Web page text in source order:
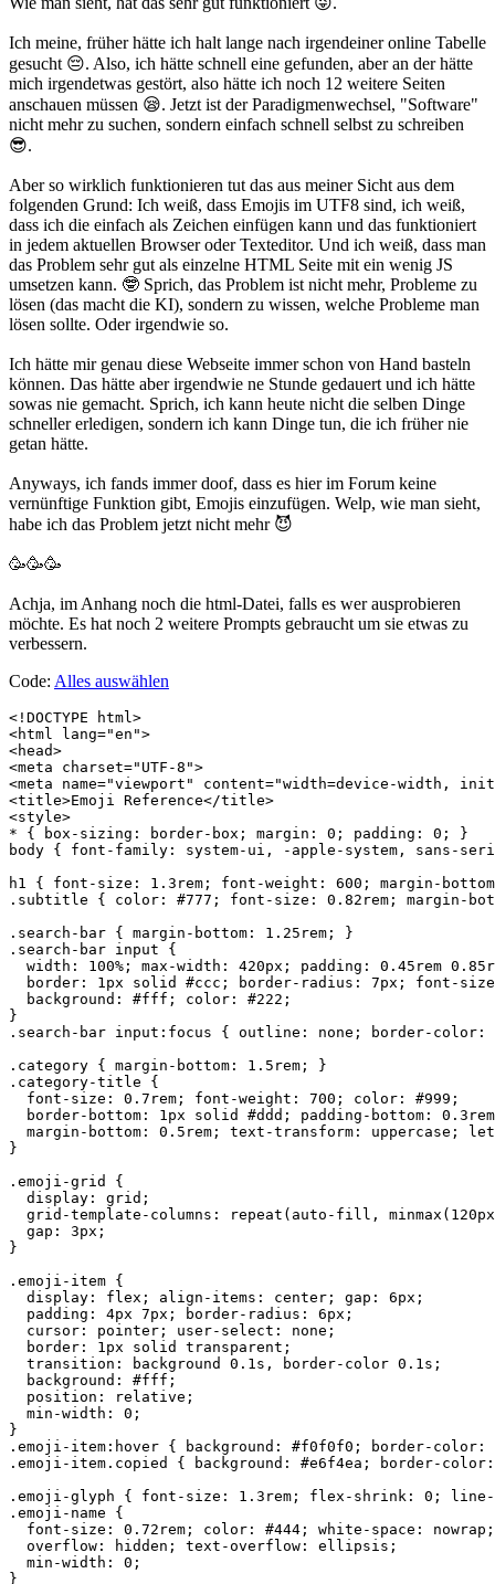
Ich meine, früher hätte ich halt lange nach irgendeiner online Tabelle
gesucht 😔. Also, ich hätte schnell eine gefunden, aber an der hätte
mich irgendetwas gestört, also hätte ich noch 12 weitere Seiten
anschauen müssen 😪. Jetzt ist der Paradigmenwechsel, "Software"
nicht mehr zu suchen, sondern einfach schnell selbst zu schreiben
😎.
Aber so wirklich funktionieren tut das aus meiner Sicht aus dem
folgenden Grund: Ich weiß, dass Emojis im UTF8 sind, ich weiß,
dass ich die einfach als Zeichen einfügen kann und das funktioniert
in jedem aktuellen Browser oder Texteditor. Und ich weiß, dass man
das Problem sehr gut als einzelne HTML Seite mit ein wenig JS
umsetzen kann. 🤓 Sprich, das Problem ist nicht mehr, Probleme zu
lösen (das macht die KI), sondern zu wissen, welche Probleme man
lösen sollte. Oder irgendwie so.
Ich hätte mir genau diese Webseite immer schon von Hand basteln
können. Das hätte aber irgendwie ne Stunde gedauert und ich hätte
sowas nie gemacht. Sprich, ich kann heute nicht die selben Dinge
schneller erledigen, sondern ich kann Dinge tun, die ich früher nie
getan hätte.
Anyways, ich fands immer doof, dass es hier im Forum keine
vernünftige Funktion gibt, Emojis einzufügen. Welp, wie man sieht,
habe ich das Problem jetzt nicht mehr 😈
🥳🥳🥳
Achja, im Anhang noch die html-Datei, falls es wer ausprobieren
möchte. Es hat noch 2 weitere Prompts gebraucht um sie etwas zu
verbessern.
Code: Alles auswählen
<!DOCTYPE html>
<html lang="en">
<head>
<meta charset="UTF-8">
<meta name="viewport" content="width=device-width, initial-scale=1.0">
<title>Emoji Reference</title>
<style>
* { box-sizing: border-box; margin: 0; padding: 0; }
body { font-family: system-ui, -apple-system, sans-serif; background: #f5f5f5; color: #222; padding: 1.25rem; }

h1 { font-size: 1.3rem; font-weight: 600; margin-bottom: 0.25rem; }
.subtitle { color: #777; font-size: 0.82rem; margin-bottom: 1rem; }

.search-bar { margin-bottom: 1.25rem; }
.search-bar input {
  width: 100%; max-width: 420px; padding: 0.45rem 0.85rem;
  border: 1px solid #ccc; border-radius: 7px; font-size: 0.95rem;
  background: #fff; color: #222;
}
.search-bar input:focus { outline: none; border-color: #888; }

.category { margin-bottom: 1.5rem; }
.category-title {
  font-size: 0.7rem; font-weight: 700; color: #999;
  border-bottom: 1px solid #ddd; padding-bottom: 0.3rem;
  margin-bottom: 0.5rem; text-transform: uppercase; letter-spacing: 0.07em;
}

.emoji-grid {
  display: grid;
  grid-template-columns: repeat(auto-fill, minmax(120px, 1fr));
  gap: 3px;
}

.emoji-item {
  display: flex; align-items: center; gap: 6px;
  padding: 4px 7px; border-radius: 6px;
  cursor: pointer; user-select: none;
  border: 1px solid transparent;
  transition: background 0.1s, border-color 0.1s;
  background: #fff;
  position: relative;
  min-width: 0;
}
.emoji-item:hover { background: #f0f0f0; border-color: #ddd; }
.emoji-item.copied { background: #e6f4ea; border-color: #81c784; }

.emoji-glyph { font-size: 1.3rem; flex-shrink: 0; line-height: 1; }
.emoji-name {
  font-size: 0.72rem; color: #444; white-space: nowrap;
  overflow: hidden; text-overflow: ellipsis;
  min-width: 0;
}

.emoji-item::after {
  content: attr(data-tip);
  position: absolute;
  bottom: calc(100% + 5px); left: 50%; transform: translateX(-50%);
  background: #222; color: #fff;
  font-size: 0.68rem; font-family: 'Menlo', 'Courier New', monospace;
  padding: 3px 7px; border-radius: 4px; white-space: nowrap;
  pointer-events: none; opacity: 0; transition: opacity 0.15s;
  z-index: 10;
}
.emoji-item:hover::after { opacity: 1; }

.item-hidden { display: none !important; }

@media (prefers-color-scheme: dark) {
  body { background: #1a1a1a; color: #eee; }
  .subtitle { color: #888; }
  .search-bar input { background: #2a2a2a; border-color: #444; color: #eee; }
  .category-title { color: #666; border-color: #333; }
  .emoji-item { background: #242424; }
  .emoji-item:hover { background: #2e2e2e; border-color: #444; }
  .emoji-item.copied { background: #1b3a22; border-color: #4caf50; }
  .emoji-name { color: #bbb; }
  .emoji-item::after { background: #eee; color: #111; }
}
</style>
</head>
<body>

<h1>Emoji Reference</h1>
<p class="subtitle">Click an emoji to copy it &middot; hover for codepoint</p>

<div class="search-bar">
  <input type="text" id="search" placeholder="Search by name or codepoint&hellip;" oninput="filterEmojis(this.value)">
</div>

<div id="categories"></div>

<script>
const EMOJIS = {
  "Smileys & Emotion": [
    ["😀","1F600","grinning face"],["😃","1F603","grinning big eyes"],["😄","1F604","grinning smiling eyes"],
    ["😁","1F601","beaming face"],["😆","1F606","grinning squinting"],["😅","1F605","grinning with sweat"],
    ["🤣","1F923","rolling laughing"],["😂","1F602","tears of joy"],["🙂","1F642","slightly smiling"],
    ["🙃","1F643","upside-down face"],["😉","1F609","winking face"],["😊","1F60A","smiling eyes"],
    ["😇","1F607","smiling halo"],["😍","1F60D","heart eyes"],["🤩","1F929","star-struck"],
    ["😘","1F618","face blowing kiss"],["😗","1F617","kissing face"],["😚","1F61A","kissing closed eyes"],
    ["😋","1F60B","savoring food"],["😛","1F61B","face with tongue"],["😜","1F61C","winking tongue"],
    ["🤪","1F92A","zany face"],["😝","1F61D","squinting tongue"],["🤑","1F911","money mouth"],
    ["🤗","1F917","hugging face"],["🤭","1F92D","hand over mouth"],["🤫","1F92B","shushing face"],
    ["🤔","1F914","thinking face"],["🤐","1F910","zipper mouth"],["🤨","1F928","raised eyebrow"],
    ["😐","1F610","neutral face"],["😑","1F611","expressionless"],["😶","1F636","no mouth"],
    ["😏","1F60F","smirking face"],["😒","1F612","unamused face"],["🙄","1F644","rolling eyes"],
    ["😬","1F62C","grimacing face"],["🤥","1F925","lying face"],["😌","1F60C","relieved face"],
    ["😔","1F614","pensive face"],["😪","1F62A","sleepy face"],["🤤","1F924","drooling face"],
    ["😴","1F634","sleeping face"],["😷","1F637","medical mask"],["🤒","1F912","thermometer face"],
    ["🤕","1F915","head bandage"],["🤢","1F922","nauseated face"],["🤮","1F92E","vomiting face"],
    ["🤧","1F927","sneezing face"],["🥵","1F975","hot face"],["🥶","1F976","cold face"],
    ["😵","1F635","dizzy face"],["🤯","1F92F","exploding head"],["🥳","1F973","partying face"],
    ["😎","1F60E","sunglasses face"],["🥸","1F978","disguised face"],["🤓","1F913","nerd face"],
    ["😈","1F608","smiling devil"],["👿","1F47F","angry devil"],["💀","1F480","skull"],
    ["☠️","2620","skull crossbones"],["👻","1F47B","ghost"],["👾","1F47E","alien monster"],
    ["🤖","1F916","robot"],["😡","1F621","enraged face"],["😠","1F620","angry face"],
    ["🥺","1F97A","pleading face"],["😢","1F622","crying face"],["😭","1F62D","loudly crying"],
    ["😤","1F624","steam from nose"],["😱","1F631","screaming fear"],["😨","1F628","fearful face"],
    ["😰","1F630","anxious sweat"],["😥","1F625","sad relieved"],["😓","1F613","downcast sweat"],
    ["❤️","2764","red heart"],["🧡","1F9E1","orange heart"],["💛","1F49B","yellow heart"],
    ["💚","1F49A","green heart"],["💙","1F499","blue heart"],["💜","1F49C","purple heart"],
    ["🖤","1F5A4","black heart"],["🤍","1F90D","white heart"],["🤎","1F90E","brown heart"],
    ["💔","1F494","broken heart"],["💕","1F495","two hearts"],["💞","1F49E","revolving hearts"],
    ["💓","1F493","beating heart"],["💗","1F497","growing heart"],["💖","1F496","sparkling heart"],
    ["💘","1F498","heart arrow"],["💝","1F49D","heart ribbon"],["❣️","2763","heart exclamation"],
  ],
  "People & Body": [
    ["👋","1F44B","waving hand"],["🤚","1F91A","raised back hand"],["🖐️","1F590","fingers splayed"],
    ["✋","270B","raised hand"],["🖖","1F596","vulcan salute"],["👌","1F44C","ok hand"],
    ["🤌","1F90C","pinched fingers"],["✌️","270C","victory hand"],["🤞","1F91E","crossed fingers"],
    ["🤟","1F91F","love-you gesture"],["🤘","1F918","sign of horns"],["🤙","1F919","call me hand"],
    ["👈","1F448","pointing left"],["👉","1F449","pointing right"],["👆","1F446","pointing up"],
    ["🖕","1F595","middle finger"],["👇","1F447","pointing down"],["☝️","261D","index up"],
    ["👍","1F44D","thumbs up"],["👎","1F44E","thumbs down"],["✊","270A","raised fist"],
    ["👊","1F44A","oncoming fist"],["🤛","1F91B","left fist"],["🤜","1F91C","right fist"],
    ["👏","1F44F","clapping hands"],["🙌","1F64C","raising hands"],["👐","1F450","open hands"],
    ["🤲","1F932","palms up"],["🤝","1F91D","handshake"],["🙏","1F64F","folded hands"],
    ["✍️","270D","writing hand"],["💅","1F485","nail polish"],["💪","1F4AA","flexed biceps"],
    ["🦾","1F9BE","mechanical arm"],["👀","1F440","eyes"],["👁️","1F441","eye"],
    ["👅","1F445","tongue"],["👄","1F444","mouth"],["💋","1F48B","kiss mark"],
    ["👶","1F476","baby"],["🧒","1F9D2","child"],["👧","1F467","girl"],
    ["👦","1F466","boy"],["🧑","1F9D1","person"],["👩","1F469","woman"],
    ["👨","1F468","man"],["🧓","1F9D3","older person"],["👴","1F474","old man"],
    ["👵","1F475","old woman"],["🧔","1F9D4","bearded person"],["👱","1F471","blond person"],
    ["👮","1F46E","police officer"],["💂","1F482","guard"],["🕵️","1F575","detective"],
    ["👷","1F477","construction worker"],["🤴","1F934","prince"],["👸","1F478","princess"],
    ["🦸","1F9B8","superhero"],["🦹","1F9B9","supervillain"],["🧙","1F9D9","mage"],
    ["🧚","1F9DA","fairy"],["🧜","1F9DC","merperson"],["🧝","1F9DD","elf"],
    ["💆","1F486","getting massage"],["💇","1F487","getting haircut"],["🚶","1F6B6","walking"],
    ["🏃","1F3C3","running"],["💃","1F483","woman dancing"],["🕺","1F57A","man dancing"],
    ["🧘","1F9D8","lotus position"],["🧗","1F9D7","climbing"],["🤸","1F938","cartwheeling"],
    ["👫","1F46B","couple holding hands"],["👬","1F46C","men holding hands"],["👭","1F46D","women holding hands"],
    ["👨‍👩‍👧","1F468-200D-1F469-200D-1F467","family"],["👨‍👩‍👦","1F468-200D-1F469-200D-1F466","family boy"],
  ],
  "Animals & Nature": [
    ["🐶","1F436","dog face"],["🐱","1F431","cat face"],["🐭","1F42D","mouse face"],
    ["🐹","1F439","hamster"],["🐰","1F430","rabbit face"],["🦊","1F98A","fox"],
    ["🐻","1F43B","bear"],["🐼","1F43C","panda"],["🐨","1F428","koala"],
    ["🐯","1F42F","tiger face"],["🦁","1F981","lion"],["🐮","1F42E","cow face"],
    ["🐷","1F437","pig face"],["🐸","1F438","frog"],["🐵","1F435","monkey face"],
    ["🙈","1F648","see-no-evil monkey"],["🙉","1F649","hear-no-evil monkey"],["🙊","1F64A","speak-no-evil monkey"],
    ["🐔","1F414","chicken"],["🐧","1F427","penguin"],["🐦","1F426","bird"],
    ["🦆","1F986","duck"],["🦅","1F985","eagle"],["🦉","1F989","owl"],
    ["🦇","1F987","bat"],["🐺","1F43A","wolf"],["🦄","1F984","unicorn"],
    ["🐝","1F41D","honeybee"],["🦋","1F98B","butterfly"],["🐛","1F41B","bug"],
    ["🐌","1F40C","snail"],["🐞","1F41E","ladybug"],["🐜","1F41C","ant"],
    ["🦟","1F99F","mosquito"],["🕷️","1F577","spider"],["🐢","1F422","turtle"],
    ["🐍","1F40D","snake"],["🦎","1F98E","lizard"],["🐊","1F40A","crocodile"],
    ["🦕","1F995","sauropod"],["🦖","1F996","T-Rex"],["🐉","1F409","dragon"],
    ["🐳","1F433","spouting whale"],["🐬","1F42C","dolphin"],["🦭","1F9AD","seal"],
    ["🐟","1F41F","fish"],["🐠","1F420","tropical fish"],["🦈","1F988","shark"],
    ["🐙","1F419","octopus"],["🦀","1F980","crab"],["🦞","1F99E","lobster"],
    ["🦐","1F990","shrimp"],["🐾","1F43E","paw prints"],["🌸","1F338","cherry blossom"],
    ["🌺","1F33A","hibiscus"],["🌻","1F33B","sunflowe